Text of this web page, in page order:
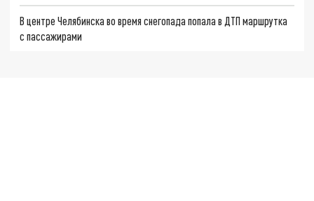
В центре Челябинска во время снегопада попала в ДТП маршрутка
с пассажирами